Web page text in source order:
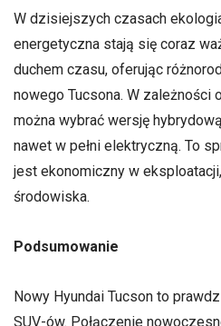
W dzisiejszych czasach
energetyczna stają się coraz
duchem czasu, oferując
nowego Tucsona. W zależności
można wybrać wersję
nawet w pełni elektryczną. To
jest ekonomiczny w
środowiska.
Podsumowanie
Nowy Hyundai Tucson to
SUV-ów. Połączenie